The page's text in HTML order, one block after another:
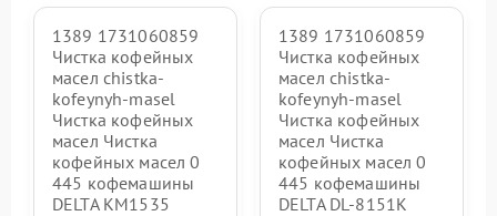
1389 1731060859
Чистка кофейных
масел chistka-
kofeynyh-masel
Чистка кофейных
масел Чистка
кофейных масел 0
445 кофемашины
DELTA KM1535
1389 1731060859
Чистка кофейных
масел chistka-
kofeynyh-masel
Чистка кофейных
масел Чистка
кофейных масел 0
445 кофемашины
DELTA DL-8151K